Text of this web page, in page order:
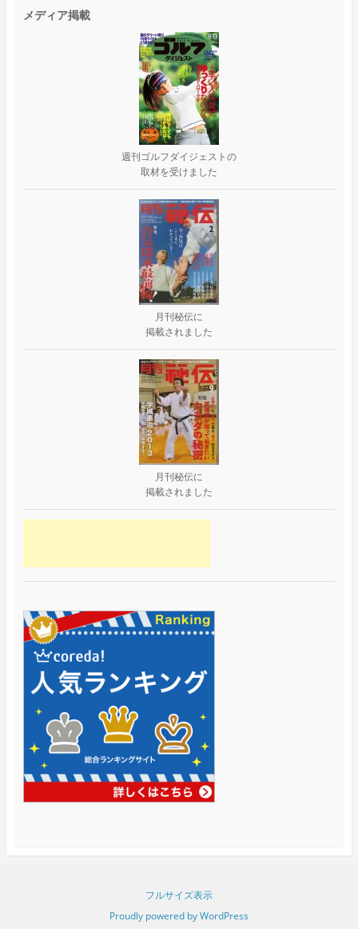
メディア掲載
週刊ゴルフダイジェストの
取材を受けました
月刊秘伝に
掲載されました
月刊秘伝に
掲載されました
フルサイズ表示
Proudly powered by WordPress